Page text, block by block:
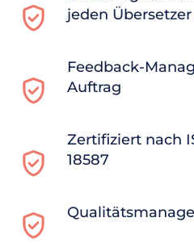
jeden Übersetzer
Feedback-
Auftrag
Zertifiziert nach
18587